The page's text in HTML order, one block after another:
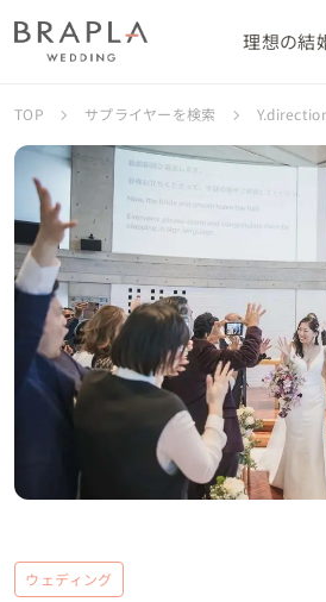
理想の結
TOP サプライヤーを検索
ウェディング